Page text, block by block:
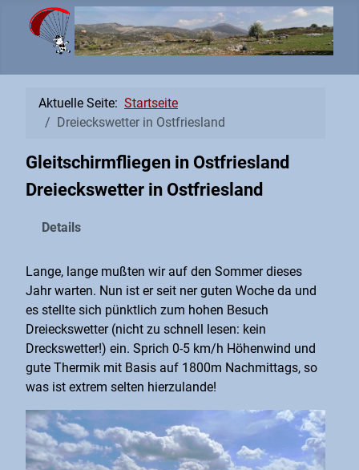
Aktuelle Seite: Startseite
Dreieckswetter in Ostfriesland
Gleitschirmfliegen in Ostfriesland
Dreieckswetter in Ostfriesland
Details
Lange, lange mußten wir auf den Sommer dieses
Jahr warten. Nun ist er seit ner guten Woche da und
es stellte sich pünktlich zum hohen Besuch
Dreieckswetter (nicht zu schnell lesen: kein
Dreckswetter!) ein. Sprich 0-5 km/h Höhenwind und
gute Thermik mit Basis auf 1800m Nachmittags, so
was ist extrem selten hierzulande!